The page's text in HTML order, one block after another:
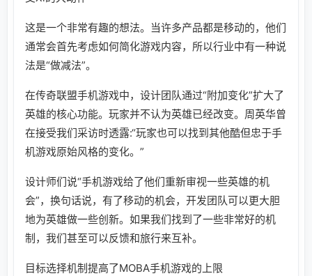
这是一个非常有趣的想法。当许多产品都是移动的，他们
通常会首先考虑如何简化游戏内容，所以行业中有一种说
法是“做减法”。
在传奇联盟手机游戏中，设计团队通过“附加变化”扩大了
英雄的核心功能。玩家并不认为英雄已经改变。周英华曾
在接受我们采访时透露:“玩家也可以找到其他酷但忠于手
机游戏原始风格的变化。”
设计师们说“手机游戏给了他们重新审视一些英雄的机
会”，换句话说，有了移动的机会，开发团队可以更大胆
地为英雄做一些创新。如果我们找到了一些非常好的机
制，我们甚至可以反馈和旅行来互补。
目标选择机制提高了MOBA手机游戏的上限